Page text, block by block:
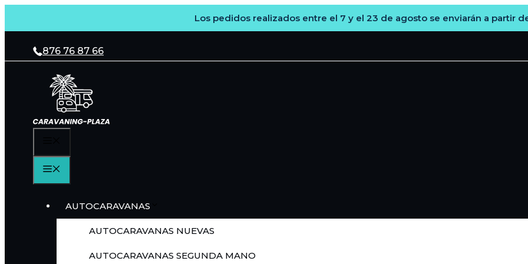
Los pedidos realizados entre el 7 y el 23 de agosto se enviarán a partir
contenido
876 76 87 66
AUTOCARAVANAS
AUTOCARAVANAS NUEVAS
AUTOCARAVANAS SEGUNDA MANO